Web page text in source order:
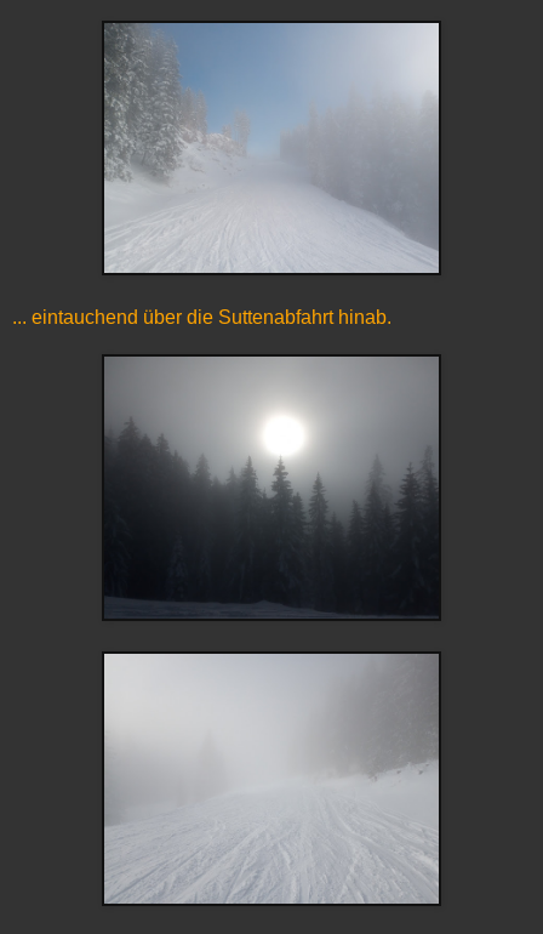
... eintauchend über die Suttenabfahrt hinab.